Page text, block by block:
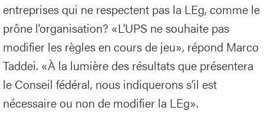
entreprises qui ne respectent pas la LEg, comme le
prône l’organisation? «L’UPS ne souhaite pas
modifier les règles en cours de jeu», répond Marco
Taddei. «À la lumière des résultats que présentera
le Conseil fédéral, nous indiquerons s’il est
nécessaire ou non de modifier la LEg».